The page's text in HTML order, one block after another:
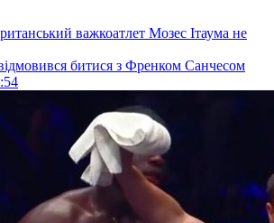
битися з Френком Санчесом